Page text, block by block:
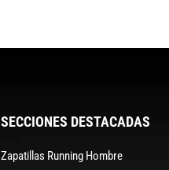
SECCIONES DESTACADAS
Zapatillas Running Hombre